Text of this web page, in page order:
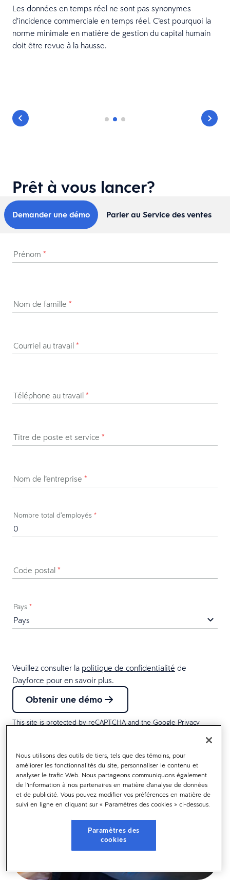
Les données en temps réel ne sont pas synonymes
d’incidence commerciale en temps réel. C’est pourquoi la
norme minimale en matière de gestion du capital humain
doit être revue à la hausse.
Prêt à vous lancer?
Demander une démo Parler au Service des ventes
Prénom *
Nom de famille *
Courriel au travail *
Téléphone au travail *
Titre de poste et service *
Nom de l’entreprise *
Nombre total d’employés *
Code postal *
Pays *
Veuillez consulter la politique de confidentialité de
Dayforce pour en savoir plus.
Obtenir une démo
This site is protected by reCAPTCHA and the Google Privacy
Nous utilisons des outils de tiers, tels que des témoins, pour
améliorer les fonctionnalités du site, personnaliser le contenu et
analyser le trafic Web. Nous partageons communiquons également
de l’information à nos partenaires en matière d’analyse de données
et de publicité. Vous pouvez modifier vos préférences en matière de
suivi en ligne en cliquant sur « Paramètres des cookies » ci-dessous.
Paramètres des
cookies